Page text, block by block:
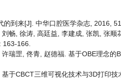
的到来[J]. 中华口腔医学杂志, 2016,
畅, 徐涛, 高廷益, 李建成, 张凯, 张
166.
瑞罡, 佟青, 赵德福. 基于OBE理念
于CBCT三维可视化技术与3D打印